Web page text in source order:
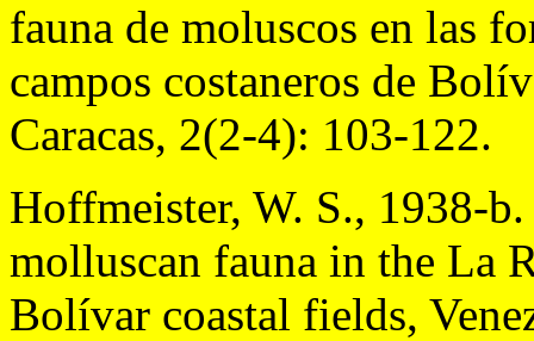
fauna de moluscos en las
campos costaneros de
Caracas, 2(2-4): 103-122.
Hoffmeister, W. S., 1938-
molluscan fauna in the La
Bolívar coastal fields,